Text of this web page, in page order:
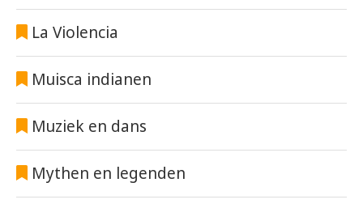
La Violencia
Muisca indianen
Muziek en dans
Mythen en legenden